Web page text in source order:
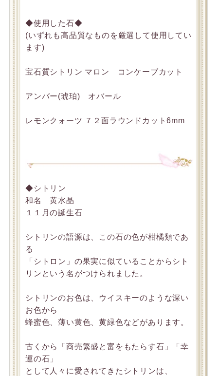
◆使用した石◆
(いずれも高品質なものを厳選して使用してい
ます)
宝石質シトリン マロン コンケーブカット
アンバー(琥珀) オバール
レモンクォーツ ７２面ラウンドカット6mm
◆シトリン
和名 黄水晶
１１月の誕生石
シトリンの語源は、この石の色が柑橘類であ
る
「シトロン」の果実に似ていることからシト
リンという名がつけられました。
シトリンのお色は、ウイスキーのような深い
お色から
蜂蜜色、薄い黄色、黄緑色などがあります。
古くから「商売繁盛と富をもたらす石」「幸
運の石」
として人々に愛されてきたシトリンは、